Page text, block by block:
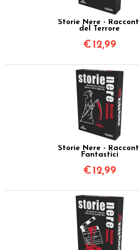
Storie Nere -
del Terrore
€ 12,99
Storie Nere -
Fantastici
€ 12,99